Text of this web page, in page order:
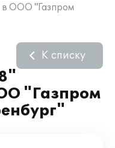
в ООО "Газпром
"Газпром
К списку